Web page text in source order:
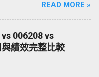
安全地把台幣變成卡裡的
外加密貨幣卡之前，你需
台灣用戶來說，最合法、
灣本土且符合金管會規
xx565hb6g3 註冊完整
前往教學 註冊連結(要確認
時官方轉址會漏掉 可以
) 點擊前往註冊 優惠 註
高8%返利無上限 定存年
READ MORE »
006208 vs
績效完整比較